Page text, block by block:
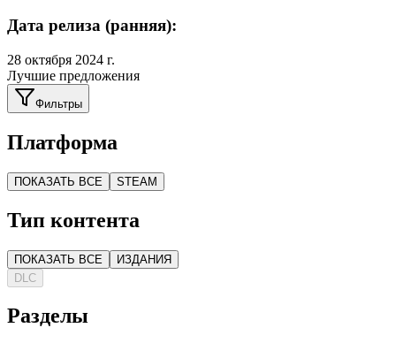
Дата релиза (ранняя):
28 октября 2024 г.
Лучшие предложения
Фильтры
Платформа
ПОКАЗАТЬ ВСЕ STEAM
Тип контента
ПОКАЗАТЬ ВСЕ
ИЗДАНИЯ
DLC
Разделы